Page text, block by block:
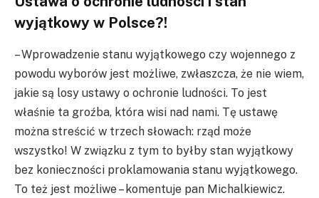
wyjątkowy w Polsce?!
– Wprowadzenie stanu wyjątkowego czy wojennego z
powodu wyborów jest możliwe, zwłaszcza, że nie wiem,
jakie są losy ustawy o ochronie ludności. To jest
właśnie ta groźba, która wisi nad nami. Tę ustawę
można streścić w trzech słowach: rząd może
wszystko! W związku z tym to byłby stan wyjątkowy
bez konieczności proklamowania stanu wyjątkowego.
To też jest możliwe – komentuje pan Michalkiewicz.